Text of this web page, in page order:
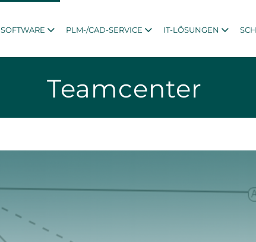
SOFTWARE PLM-/CAD-SERVICE IT-LÖSUNGEN
Teamcenter